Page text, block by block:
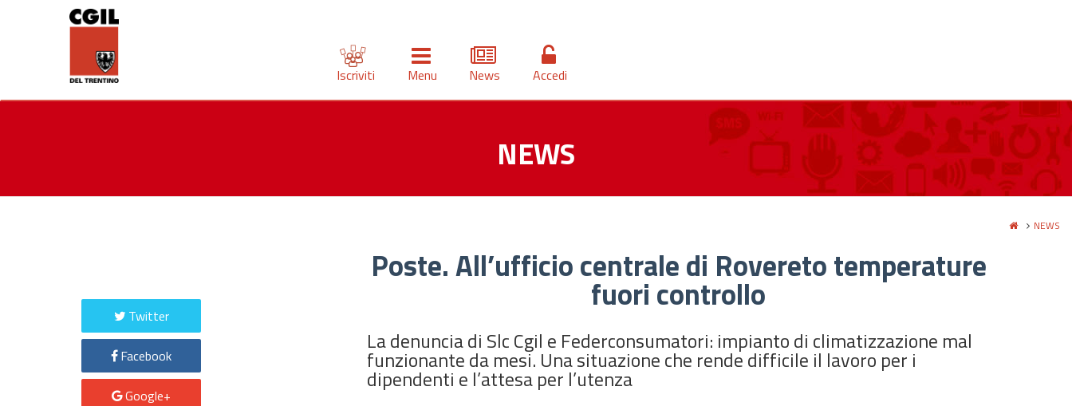
Iscriviti Menu News Accedi
NEWS
NEWS
Poste. All’ufficio centrale di Rovereto temperature
fuori controllo
La denuncia di Slc Cgil e Federconsumatori: impianto di climatizzazione mal
funzionante da mesi. Una situazione che rende difficile il lavoro per i
dipendenti e l’attesa per l’utenza
Twitter
Facebook
Google+